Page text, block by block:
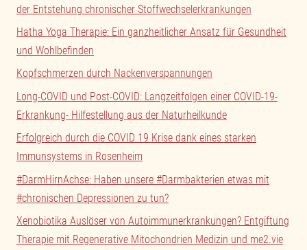
der Entstehung chronischer Stoffwechselerkrankungen
Hatha Yoga Therapie: Ein ganzheitlicher Ansatz für Gesundheit
und Wohlbefinden
Kopfschmerzen durch Nackenverspannungen
Long-COVID und Post-COVID: Langzeitfolgen einer COVID-19-
Erkrankung- Hilfestellung aus der Naturheilkunde
Erfolgreich durch die COVID 19 Krise dank eines starken
Immunsystems in Rosenheim
#DarmHirnAchse: Haben unsere #Darmbakterien etwas mit
#chronischen Depressionen zu tun?
Xenobiotika Auslöser von Autoimmunerkrankungen? Entgiftung
Therapie mit Regenerative Mitochondrien Medizin und me2.vie